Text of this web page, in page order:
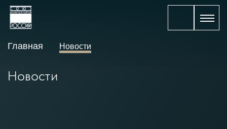
Главная Новости
Новости